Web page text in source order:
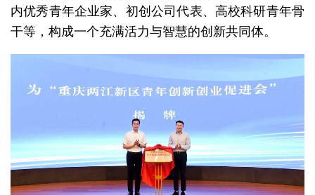
内优秀青年企业家、初创公司代表、高校科研青年骨
干等，构成一个充满活力与智慧的创新共同体。